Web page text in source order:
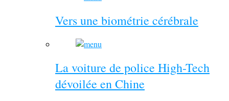
Vers une biométrie cérébrale
La voiture de police High-Tech
dévoilée en Chine